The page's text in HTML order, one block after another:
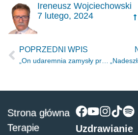
Ireneusz Wojciechowski
7 lutego, 2024
POPRZEDNI WPIS
„On udaremnia zamysły przebiegłych” 1 Kor 3.19
Uzdrawianie
Strona główna
Terapie